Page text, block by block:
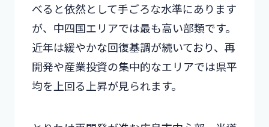
べると依然として手ごろな水準にあります
が、中四国エリアでは最も高い部類です。
近年は緩やかな回復基調が続いており、再
開発や産業投資の集中的なエリアでは県平
均を上回る上昇が見られます。